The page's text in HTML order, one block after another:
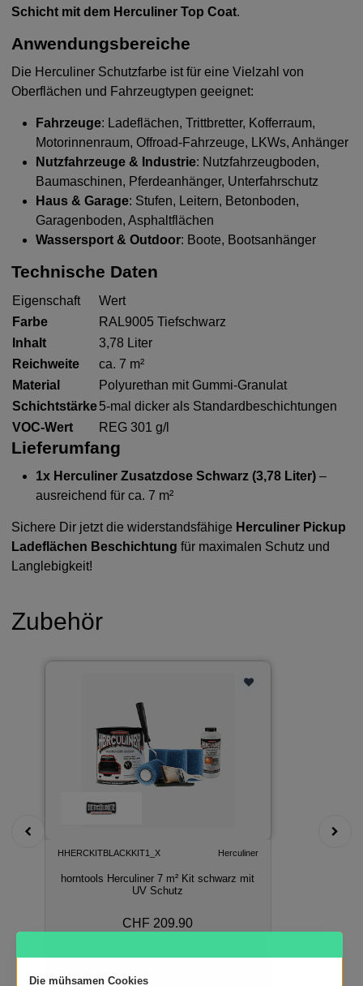
Schicht mit dem Herculiner Top Coat.
Anwendungsbereiche
Die Herculiner Schutzfarbe ist für eine Vielzahl von
Oberflächen und Fahrzeugtypen geeignet:
Fahrzeuge: Ladeflächen, Trittbretter, Kofferraum,
Motorinnenraum, Offroad-Fahrzeuge, LKWs, Anhänger
Nutzfahrzeuge & Industrie: Nutzfahrzeugboden,
Baumaschinen, Pferdeanhänger, Unterfahrschutz
Haus & Garage: Stufen, Leitern, Betonboden,
Garagenboden, Asphaltflächen
Wassersport & Outdoor: Boote, Bootsanhänger
Technische Daten
Eigenschaft
Wert
Farbe
RAL9005 Tiefschwarz
Inhalt
3,78 Liter
Reichweite
ca. 7 m²
Material
Polyurethan mit Gummi-Granulat
Schichtstärke5-mal dicker als Standardbeschichtungen
VOC-Wert
REG 301 g/l
Lieferumfang
1x Herculiner Zusatzdose Schwarz (3,78 Liter) –
ausreichend für ca. 7 m²
Sichere Dir jetzt die widerstandsfähige Herculiner Pickup
Ladeflächen Beschichtung für maximalen Schutz und
Langlebigkeit!
Zubehör
HHERCKITBLACKKIT1_X Herculiner
horntools Herculiner 7 m² Kit schwarz mit
UV Schutz
CHF 209.90
Die mühsamen Cookies